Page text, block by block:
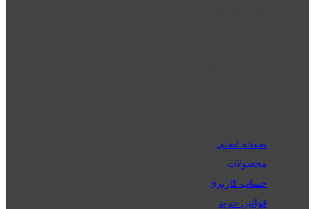
صفحه اصلی
محصولات
حساب کاربری
قوانین خرید